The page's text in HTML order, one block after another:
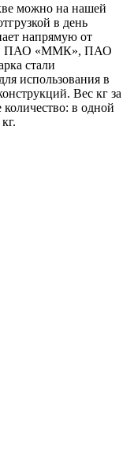
можно на нашей
в день
напрямую от
ПАО «ММК», ПАО
стали
использования в
Вес кг за
количество: в одной